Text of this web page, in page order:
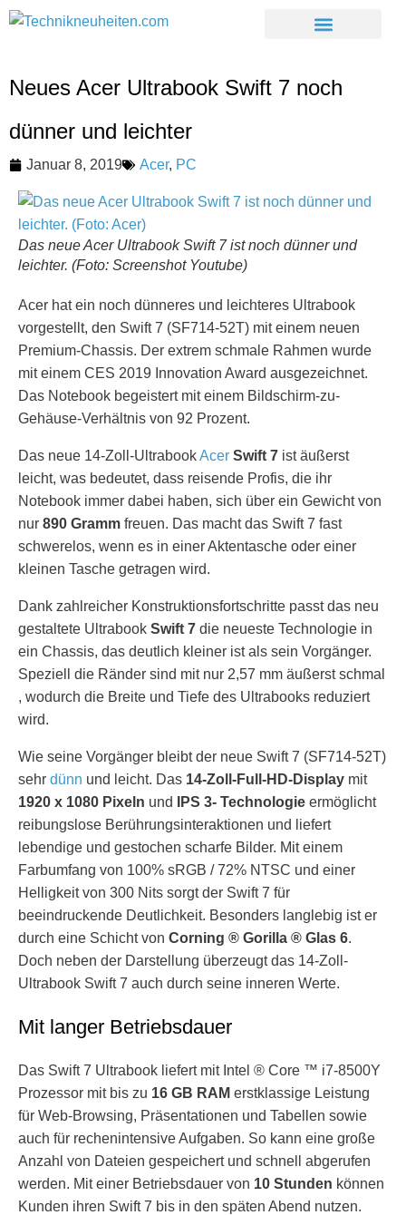
Neues Acer Ultrabook Swift 7 noch
dünner und leichter
Januar 8, 2019 Acer, PC
Das neue Acer Ultrabook Swift 7 ist noch dünner und
leichter. (Foto: Screenshot Youtube)
Acer hat ein noch dünneres und leichteres Ultrabook
vorgestellt, den Swift 7 (SF714-52T) mit einem neuen
Premium-Chassis. Der extrem schmale Rahmen wurde
mit einem CES 2019 Innovation Award ausgezeichnet.
Das Notebook begeistert mit einem Bildschirm-zu-
Gehäuse-Verhältnis von 92 Prozent.
Das neue 14-Zoll-UltrabookAcer Swift 7 ist äußerst
leicht, was bedeutet, dass reisende Profis, die ihr
Notebook immer dabei haben, sich über ein Gewicht von
nur 890 Gramm freuen. Das macht das Swift 7 fast
schwerelos, wenn es in einer Aktentasche oder einer
kleinen Tasche getragen wird.
Dank zahlreicher Konstruktionsfortschritte passt das neu
gestaltete Ultrabook Swift 7 die neueste Technologie in
ein Chassis, das deutlich kleiner ist als sein Vorgänger.
Speziell die Ränder sind mit nur 2,57 mm äußerst schmal
, wodurch die Breite und Tiefe des Ultrabooks reduziert
wird.
Wie seine Vorgänger bleibt der neue Swift 7 (SF714-52T)
sehr dünn und leicht. Das 14-Zoll-Full-HD-Display mit
1920 x 1080 Pixeln und IPS 3- Technologie ermöglicht
reibungslose Berührungsinteraktionen und liefert
lebendige und gestochen scharfe Bilder. Mit einem
Farbumfang von 100% sRGB / 72% NTSC und einer
Helligkeit von 300 Nits sorgt der Swift 7 für
beeindruckende Deutlichkeit. Besonders langlebig ist er
durch eine Schicht von Corning ® Gorilla ® Glas 6.
Doch neben der Darstellung überzeugt das 14-Zoll-
Ultrabook Swift 7 auch durch seine inneren Werte.
Mit langer Betriebsdauer
Das Swift 7 Ultrabook liefert mit Intel ® Core ™ i7-8500Y
Prozessor mit bis zu 16 GB RAM erstklassige Leistung
für Web-Browsing, Präsentationen und Tabellen sowie
auch für rechenintensive Aufgaben. So kann eine große
Anzahl von Dateien gespeichert und schnell abgerufen
werden. Mit einer Betriebsdauer von 10 Stunden können
Kunden ihren Swift 7 bis in den späten Abend nutzen.